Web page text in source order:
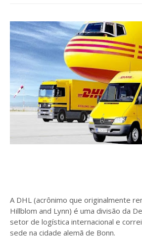
A DHL (acrônimo que originalmente
Hillblom and Lynn) é uma divisão da
setor de logística internacional e
sede na cidade alemã de Bonn.